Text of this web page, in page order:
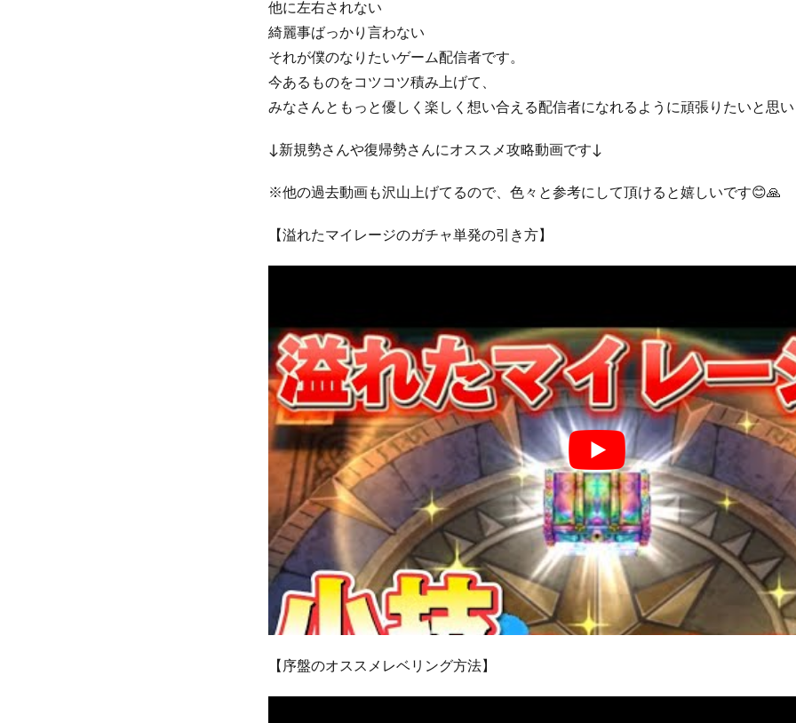
他に左右されない
綺麗事ばっかり言わない
それが僕のなりたいゲーム配信者です。
今あるものをコツコツ積み上げて、
みなさんともっと優しく楽しく想い合える配信者になれるように頑張りたいと思
↓新規勢さんや復帰勢さんにオススメ攻略動画です↓
※他の過去動画も沢山上げてるので、色々と参考にして頂けると嬉しいです😊🙏
【溢れたマイレージのガチャ単発の引き方】
【序盤のオススメレベリング方法】